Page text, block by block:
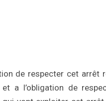
de respecter cet
et a l’obligation de